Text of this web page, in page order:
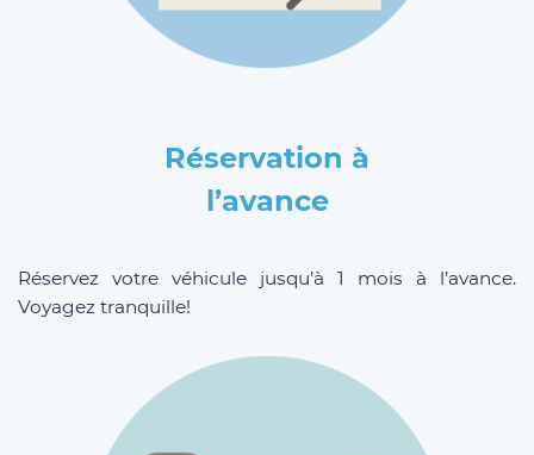
Réservation à
l’avance
Réservez votre véhicule jusqu’à 1 mois à l’avance.
Voyagez tranquille!